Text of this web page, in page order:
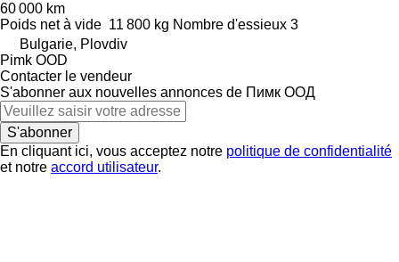
60 000 km
Poids net à vide 11 800 kg Nombre d'essieux 3
Bulgarie, Plovdiv
Pimk OOD
Contacter le vendeur
S'abonner aux nouvelles annonces de Пимк ООД
S'abonner
En cliquant ici, vous acceptez notre politique de confidentialité
et notre accord utilisateur.